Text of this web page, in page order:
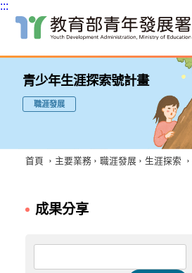
主
內
容
區
:::
青少年生涯探索號計畫
職涯發展
首頁 主要業務 職涯發展 生涯探索
成果分享